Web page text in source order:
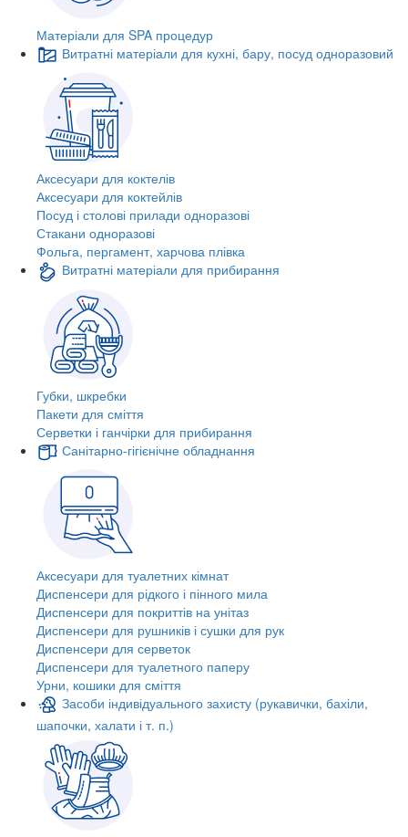
Матеріали для SPA процедур
Витратні матеріали для кухні, бару, посуд одноразовий
Аксесуари для коктелів
Аксесуари для коктейлів
Посуд і столові прилади одноразові
Стакани одноразові
Фольга, пергамент, харчова плівка
Витратні матеріали для прибирання
Губки, шкребки
Пакети для сміття
Серветки і ганчірки для прибирання
Санітарно-гігієнічне обладнання
Аксесуари для туалетних кімнат
Диспенсери для рідкого і пінного мила
Диспенсери для покриттів на унітаз
Диспенсери для рушників і сушки для рук
Диспенсери для серветок
Диспенсери для туалетного паперу
Урни, кошики для сміття
Засоби індивідуального захисту (рукавички, бахіли,
шапочки, халати і т. п.)